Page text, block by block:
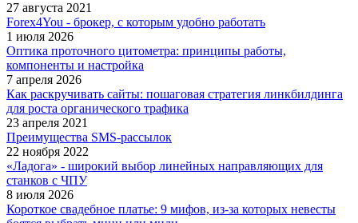
27 августа 2021
Forex4You - брокер, с которым удобно работать
1 июля 2026
Оптика проточного цитометра: принципы работы,
компоненты и настройка
7 апреля 2026
Как раскручивать сайты: пошаговая стратегия линкбилдинга
для роста органического трафика
23 апреля 2021
Преимущества SMS-рассылок
22 ноября 2022
«Ладога» - широкий выбор линейных направляющих для
станков с ЧПУ
8 июля 2026
Короткое свадебное платье: 9 мифов, из-за которых невесты